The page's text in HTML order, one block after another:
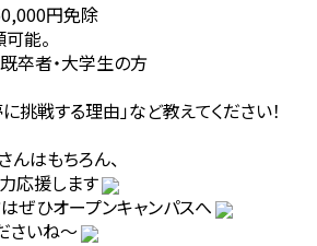
円免除
能。
卒者・大学生の方
挑戦する理由」など教えてください！
んはもちろん、
応援します
ぜひオープンキャンパスへ
さいね～